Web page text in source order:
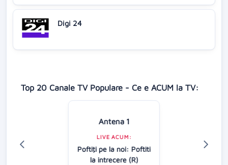
Digi 24
Top 20 Canale TV Populare - Ce e ACUM la TV:
Antena 1
LIVE ACUM:
Poftiţi pe la noi: Poftiti
la intrecere (R)